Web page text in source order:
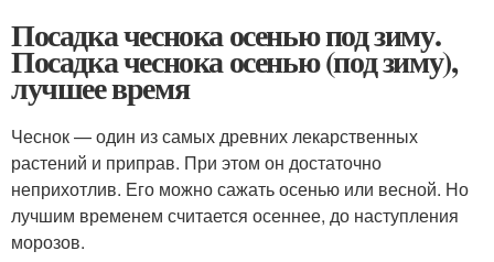
Посадка чеснока осенью под зиму.
Посадка чеснока осенью (под зиму),
лучшее время
Чеснок — один из самых древних лекарственных
растений и приправ. При этом он достаточно
неприхотлив. Его можно сажать осенью или весной. Но
лучшим временем считается осеннее, до наступления
морозов.